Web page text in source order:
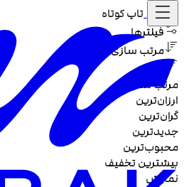
خانه / تاپ کوتاه
فیلترها
مرتب سازی
مرتب سازی :
ارزان‌ترین
گران‌ترین
جدیدترین
محبوب‌ترین
بیشترین تخفیف
نمایش